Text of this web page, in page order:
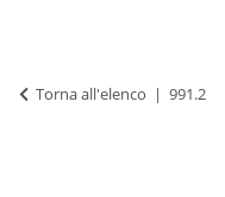
Torna all'elenco 991.2